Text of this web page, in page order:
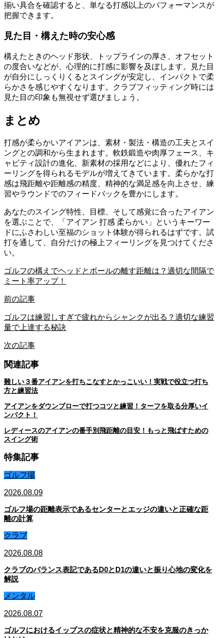
揃い具合を確認すると、単なる打感以上のパフォーマンスが
把握できます。
見た目・構えた時の安心感
構えたときのヘッド形状、トップラインの厚さ、オフセット
の度合いなどが、心理的に打感に影響を及ぼします。見た目
が自分にしっくりくるとスイングが安定し、インパクトで柔
らかさを感じやすくなります。クラブフィッティング時には
見た目の印象も無視せず選びましょう。
まとめ
打感が柔らかいアイアンは、素材・製法・構造の工夫とスイ
ングとの調和から生まれます。軟鉄鍛造や肉厚フェース、キ
ャビティ設計の進化、新素材の採用などにより、優れたフィ
ーリングを得られるモデルが増えてきています。柔らかな打
感は飛距離や距離感の精度、精神的な満足感を向上させ、練
習やラウンドでのフィードバックを豊かにします。
あなたのスイング特性、目標、そして感覚に合ったアイアン
を選ぶことで、「アイアン 打感 柔らかい」というキーワー
ドにふさわしい至福のショット体験が得られるはずです。試
打を通して、自分だけの極上フィーリングを見つけてくださ
い。
ゴルフの構えでヘッドとボールの離す距離は？適切な間隔で
ミート率アップ！
前の記事
ゴルフは練習しすぎで疲れからシャンクが出る？適切な練習
量で上達する秘訣
次の記事
関連記事
難しい３番アイアンを打ちこなすとかっこいい！実戦で役立つ打ち
方と練習法
アイアンをダウンブローで打つコツと練習！ターフを取る分厚いイ
ンパクト！
レディースのアイアンの番手別飛距離の目安！もっと飛ばすための
スイング術
特集記事
ゴルフ場
2026.08.09
ゴルフ場の距離表示であるセンターとエッジの違いと正確な距
離の計算
クラブ
2026.08.08
クラブのバランス表記であるD0とD1の違いと振り心地の変化を
解説
メンタル
2026.08.07
ゴルフにおけるイップスの症状と精神的な不安を克服のきっか